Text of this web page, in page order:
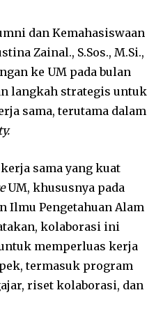
dan Kemahasiswaan
Zainal., S.Sos., M.Si.,
ke UM pada bulan
langkah strategis untuk
sama, terutama dalam
sama yang kuat
UM, khususnya pada
Ilmu Pengetahuan Alam
kolaborasi ini
memperluas kerja
termasuk program
riset kolaborasi, dan